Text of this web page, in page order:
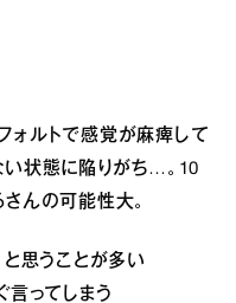
ォルトで感覚が麻痺して
い状態に陥りがち…。10
んの可能性大。
と思うことが多い
言ってしまう